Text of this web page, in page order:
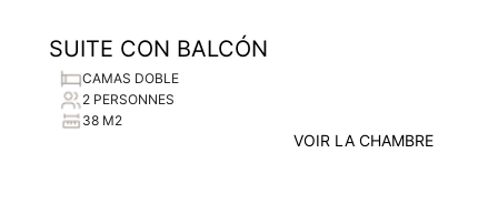
SUITE CON BALCÓN
CAMAS DOBLE
2 PERSONNES
38 M2
VOIR LA CHAMBRE